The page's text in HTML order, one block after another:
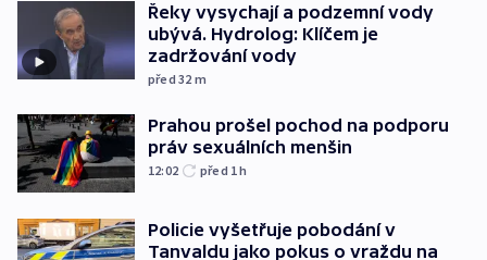
Řeky vysychají a podzemní vody
ubývá. Hydrolog: Klíčem je
zadržování vody
před 32 m
Prahou prošel pochod na podporu
práv sexuálních menšin
12:02 před 1h
Policie vyšetřuje pobodání v
Tanvaldu jako pokus o vraždu na